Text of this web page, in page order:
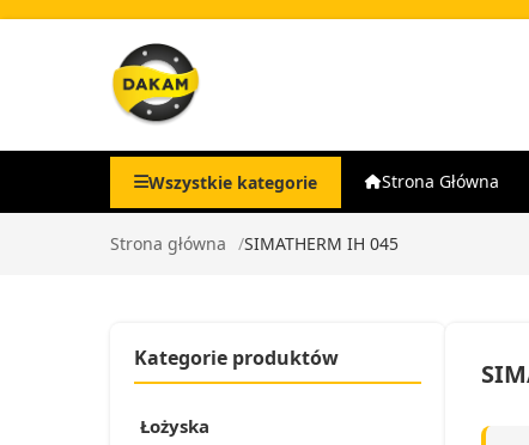
Wszystkie kategorie Strona Główna
Strona główna SIMATHERM IH 045
Kategorie produktów
Łożyska